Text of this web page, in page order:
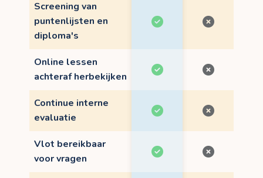
Screening van
puntenlijsten en
diploma's
Online lessen
achteraf herbekijken
Continue interne
evaluatie
Vlot bereikbaar
voor vragen